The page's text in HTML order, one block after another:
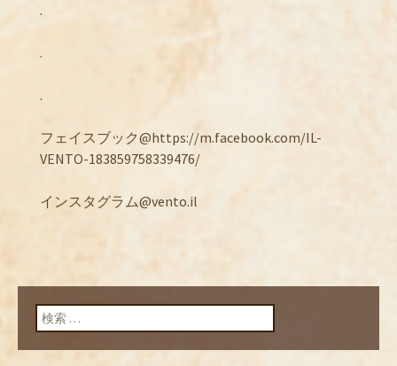
.
.
.
フェイスブック@https://m.facebook.com/IL-
VENTO-183859758339476/
インスタグラム@vento.il
検索: